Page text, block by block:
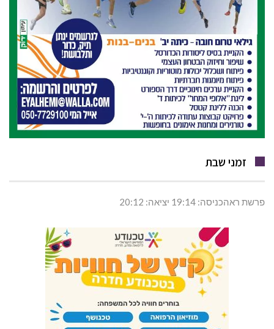
זמני שבת
פרשת ראהכניסה: 19:14 יציאה: 20:12